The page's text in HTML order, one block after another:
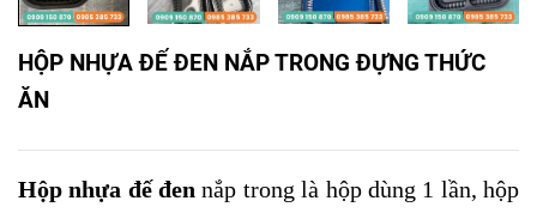
HỘP NHỰA ĐẾ ĐEN NẮP TRONG ĐỰNG THỨC
ĂN
Hộp nhựa đế đen nắp trong là hộp dùng 1 lần, hộp